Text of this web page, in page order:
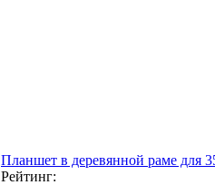
Планшет в деревянной раме
Рейтинг: